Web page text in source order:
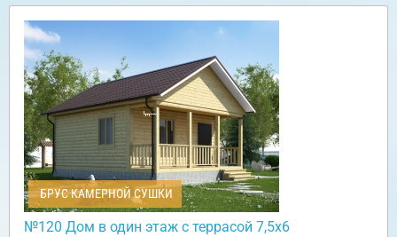
БРУС КАМЕРНОЙ СУШКИ
№120 Дом в один этаж с террасой 7,5х6